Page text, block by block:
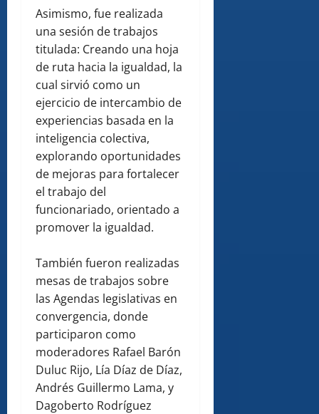
Asimismo, fue realizada
una sesión de trabajos
titulada: Creando una hoja
de ruta hacia la igualdad, la
cual sirvió como un
ejercicio de intercambio de
experiencias basada en la
inteligencia colectiva,
explorando oportunidades
de mejoras para fortalecer
el trabajo del
funcionariado, orientado a
promover la igualdad.
También fueron realizadas
mesas de trabajos sobre
las Agendas legislativas en
convergencia, donde
participaron como
moderadores Rafael Barón
Duluc Rijo, Lía Díaz de Díaz,
Andrés Guillermo Lama, y
Dagoberto Rodríguez